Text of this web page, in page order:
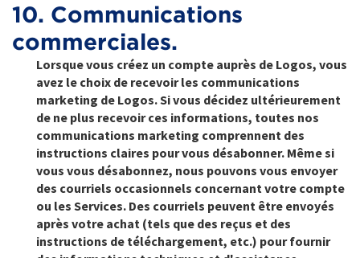
10. Communications
commerciales.
Lorsque vous créez un compte auprès de Logos, vous
avez le choix de recevoir les communications
marketing de Logos. Si vous décidez ultérieurement
de ne plus recevoir ces informations, toutes nos
communications marketing comprennent des
instructions claires pour vous désabonner. Même si
vous vous désabonnez, nous pouvons vous envoyer
des courriels occasionnels concernant votre compte
ou les Services. Des courriels peuvent être envoyés
après votre achat (tels que des reçus et des
instructions de téléchargement, etc.) pour fournir